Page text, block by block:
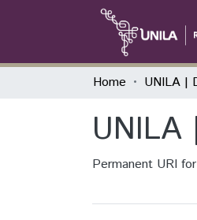
Home
UNILA
Permanent URI